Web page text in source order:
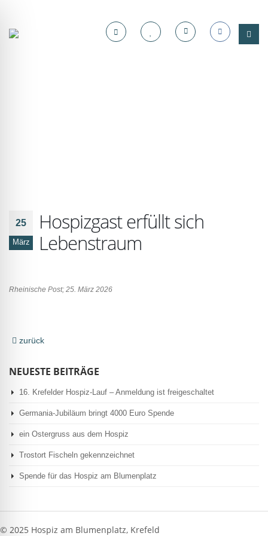
25
März
Hospizgast erfüllt sich
Lebenstraum
Rheinische Post; 25. März 2026
zurück
NEUESTE BEITRÄGE
16. Krefelder Hospiz-Lauf – Anmeldung ist freigeschaltet
Germania-Jubiläum bringt 4000 Euro Spende
ein Ostergruss aus dem Hospiz
Trostort Fischeln gekennzeichnet
Spende für das Hospiz am Blumenplatz
© 2025 Hospiz am Blumenplatz, Krefeld